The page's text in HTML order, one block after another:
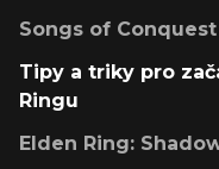
Songs of
Tipy a triky pro
Ringu
Elden Ring: